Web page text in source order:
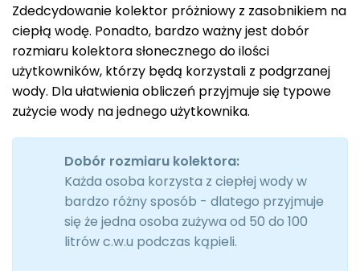
Zdedcydowanie kolektor próżniowy z zasobnikiem na
ciepłą wodę. Ponadto, bardzo ważny jest dobór
rozmiaru kolektora słonecznego do ilości
użytkowników, którzy będą korzystali z podgrzanej
wody. Dla ułatwienia obliczeń przyjmuje się typowe
zużycie wody na jednego użytkownika.
Dobór rozmiaru kolektora:
Każda osoba korzysta z ciepłej wody w
bardzo różny sposób - dlatego przyjmuje
się że jedna osoba zużywa od 50 do 100
litrów c.w.u podczas kąpieli.